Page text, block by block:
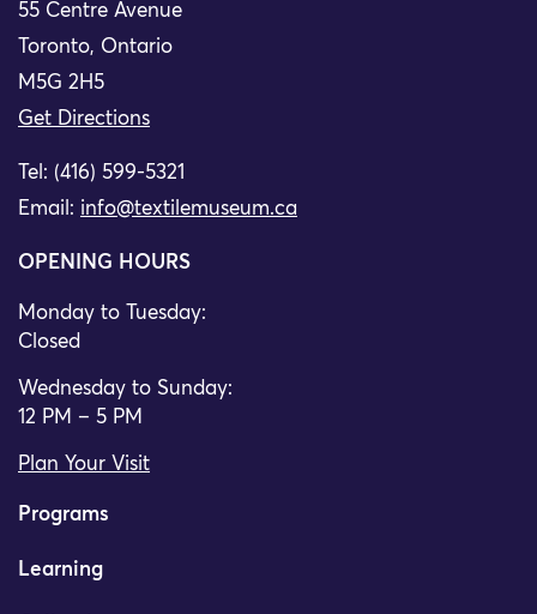
55 Centre Avenue
Toronto, Ontario
M5G 2H5
Get Directions
Tel: (416) 599-5321
Email: info@textilemuseum.ca
OPENING HOURS
Monday to Tuesday:
Closed
Wednesday to Sunday:
12 PM – 5 PM
Plan Your Visit
Programs
Learning